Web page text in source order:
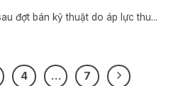
đợt bán kỹ thuật do áp lực thu...
4 … 7